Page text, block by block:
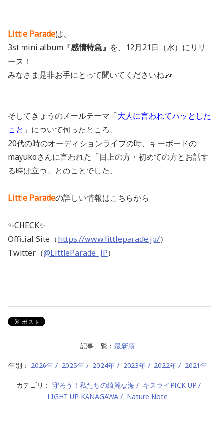
Little Paradeは、
3st mini album『感情特急』 を、12月21日（水）にリリ
ース！
みなさま是非お手にとって聞いてくださいね🎶
そしてきょうのメールテーマ「大人に言われてハッとした
こと 」について伺ったところ、
20代の時のオーディションライブの時、キーボードの
mayukoさんに言われた「目上の方・初めての方とお話す
る時は立つ」 とのことでした。
Little Paradeの詳しい情報はこちらから！
✨CHECK✨
Official Site（https://www.littleparade.jp/）
Twitter（@LittleParade_JP）
記事一覧： 最新順
年別： 2026年 2025年 2024年 2023年 2022年 2021年
カテゴリ： 守ろう！私たちの綺麗な海
キスライPICK UP
LIGHT UP KANAGAWA
Nature Note